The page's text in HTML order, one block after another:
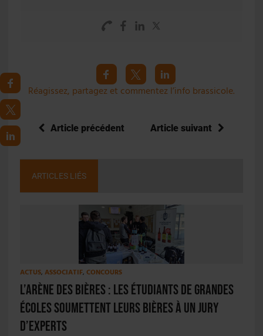
Réagissez, partagez et commentez l’info brassicole.
Article précédent Article suivant
ARTICLES LIÉS
ACTUS, ASSOCIATIF, CONCOURS
L’arène des bières : les étudiants de grandes
écoles soumettent leurs bières à un jury
d’experts